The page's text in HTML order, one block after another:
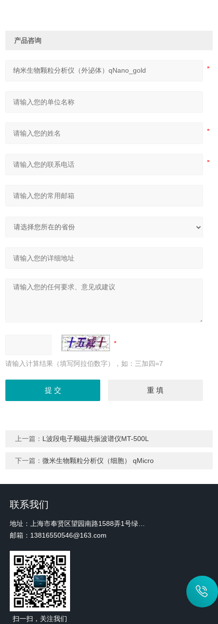
产品咨询
请输入计算结果（填写阿拉伯数字），如：三加四=7
上一篇： L波段电子顺磁共振波谱仪MT-500L
下一篇：微米生物颗粒分析仪（细胞） qMicro
联系我们
邮箱：13816550546@163.com
扫一扫，关注我们